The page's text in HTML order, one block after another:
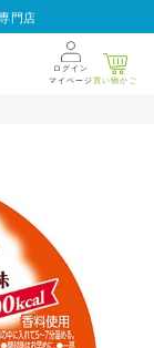
門店
ログイン
マイページ買い物かご